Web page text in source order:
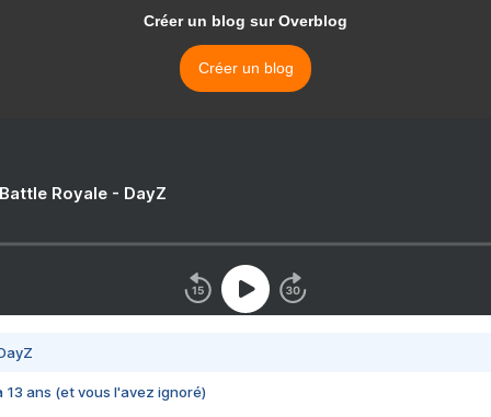
Créer un blog sur Overblog
Créer un blog
Royale - DayZ
13 ans (et vous l'avez ignoré)